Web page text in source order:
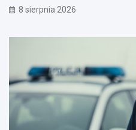
8 sierpnia 2026